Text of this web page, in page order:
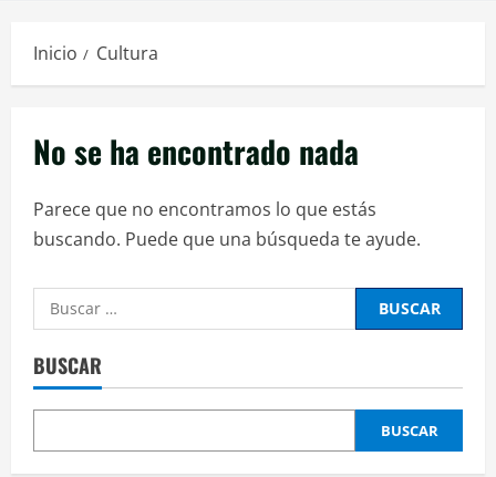
Inicio Cultura
No se ha encontrado nada
Parece que no encontramos lo que estás
buscando. Puede que una búsqueda te ayude.
Buscar:
BUSCAR
BUSCAR